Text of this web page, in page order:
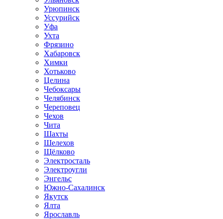
Урюпинск
Уссурийск
Уфа
Ухта
Фрязино
Хабаровск
Химки
Хотьково
Целина
Чебоксары
Челябинск
Череповец
Чехов
Чита
Шахты
Шелехов
Щёлково
Электросталь
Электроугли
Энгельс
Южно-Сахалинск
Якутск
Ялта
Ярославль